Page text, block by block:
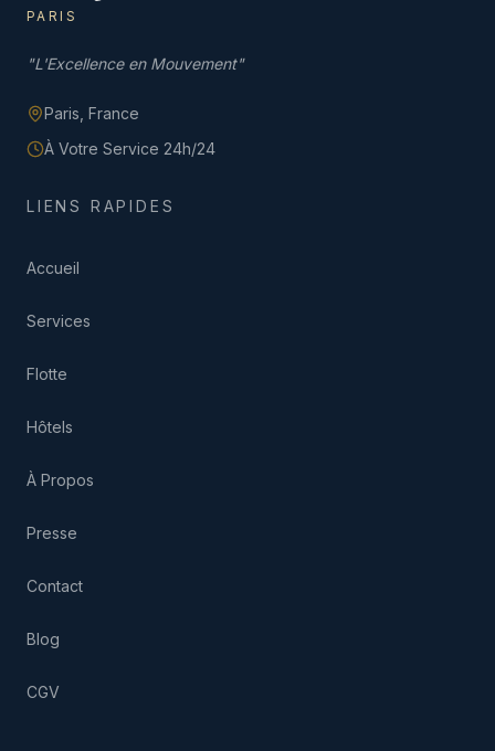
PARIS
"L'Excellence en Mouvement"
Paris, France
À Votre Service 24h/24
LIENS RAPIDES
Accueil
Services
Flotte
Hôtels
À Propos
Presse
Contact
Blog
CGV